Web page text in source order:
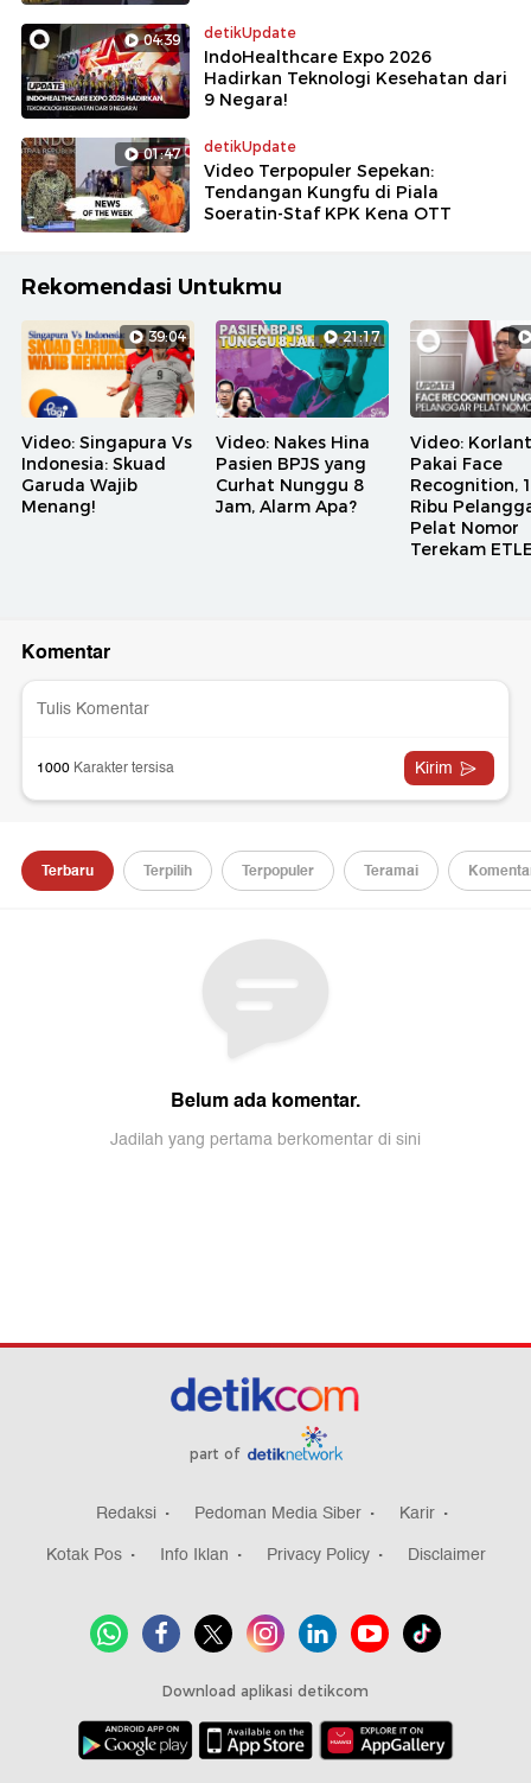
04:39 detikUpdate
IndoHealthcare Expo 2026
Hadirkan Teknologi Kesehatan dari
9 Negara!
01:47 detikUpdate
Video Terpopuler Sepekan:
Tendangan Kungfu di Piala
Soeratin-Staf KPK Kena OTT
Rekomendasi Untukmu
39:04
Video: Singapura Vs
Indonesia: Skuad
Garuda Wajib
Menang!
21:17
Video: Nakes Hina
Pasien BPJS yang
Curhat Nunggu 8
Jam, Alarm Apa?
Video:
Pakai Face
Recognition,
Ribu
Pelat Nomor
Terekam
part of
Redaksi Pedoman Media Siber
Karir
Kotak Pos
Info Iklan Privacy Policy Disclaimer
Download aplikasi detikcom